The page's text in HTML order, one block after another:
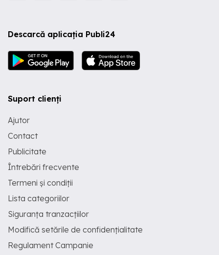
Descarcă aplicația Publi24
Suport clienți
Ajutor
Contact
Publicitate
Întrebări frecvente
Termeni și condiții
Lista categoriilor
Siguranța tranzacțiilor
Modifică setările de confidențialitate
Regulament Campanie